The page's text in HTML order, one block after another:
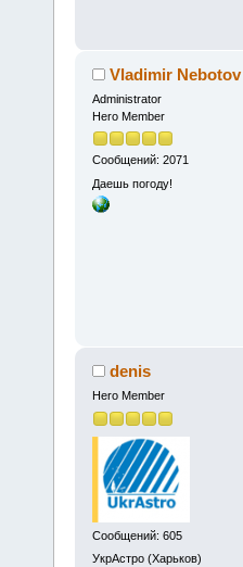
Vladimir Nebotov
Administrator
Hero Member
Сообщений: 2071
Даешь погоду!
denis
Hero Member
Сообщений: 605
УкрАстро (Харьков)